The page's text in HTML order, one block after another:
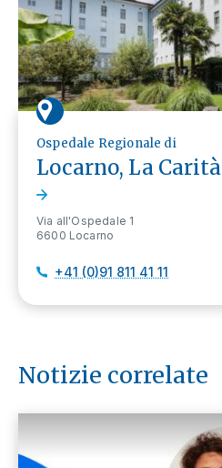
Ospedale Regionale di
Locarno, La Carità
Via all'Ospedale 1
6600 Locarno
+41 (0)91 811 41 11
Notizie correlate